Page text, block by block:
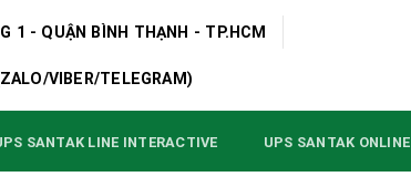
1 - QUẬN BÌNH THẠNH - TP.HCM
VIBER/TELEGRAM)
SANTAK LINE INTERACTIVE UPS SANTAK ONLINE